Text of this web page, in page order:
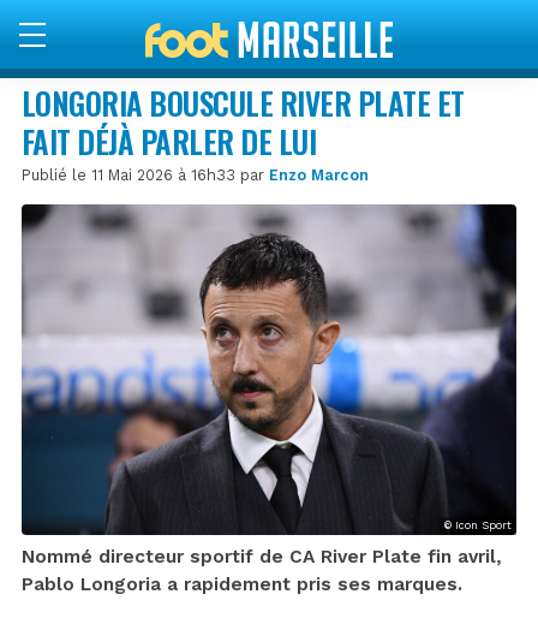
LONGORIA BOUSCULE RIVER PLATE ET
FAIT DÉJÀ PARLER DE LUI
Publié le 11 Mai 2026 à 16h33 par Enzo Marcon
© Icon Sport
Nommé directeur sportif de CA River Plate fin avril,
Pablo Longoria a rapidement pris ses marques.